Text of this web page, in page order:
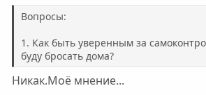
Вопросы:
1. Как быть уверенным за
буду бросать дома?
Никак.Моё мнение...